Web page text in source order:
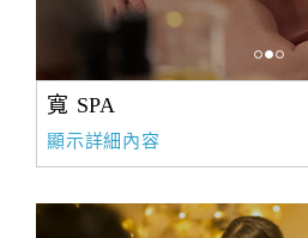
寬 SPA
顯示詳細內容